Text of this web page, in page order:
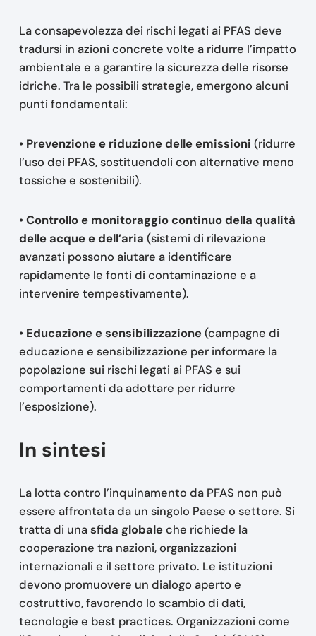
La consapevolezza dei rischi legati ai PFAS deve
tradursi in azioni concrete volte a ridurre l’impatto
ambientale e a garantire la sicurezza delle risorse
idriche. Tra le possibili strategie, emergono alcuni
punti fondamentali:
• Prevenzione e riduzione delle emissioni (ridurre
l’uso dei PFAS, sostituendoli con alternative meno
tossiche e sostenibili).
• Controllo e monitoraggio continuo della qualità
delle acque e dell’aria (sistemi di rilevazione
avanzati possono aiutare a identificare
rapidamente le fonti di contaminazione e a
intervenire tempestivamente).
• Educazione e sensibilizzazione(campagne di
educazione e sensibilizzazione per informare la
popolazione sui rischi legati ai PFAS e sui
comportamenti da adottare per ridurre
l’esposizione).
In sintesi
La lotta contro l’inquinamento da PFAS non può
essere affrontata da un singolo Paese o settore. Si
tratta di unasfida globaleche richiede la
cooperazione tra nazioni, organizzazioni
internazionali e il settore privato. Le istituzioni
devono promuovere un dialogo aperto e
costruttivo, favorendo lo scambio di dati,
tecnologie e best practices. Organizzazioni come